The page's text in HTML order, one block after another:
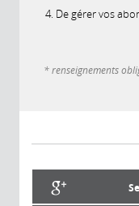
De gérer vos
* renseignements